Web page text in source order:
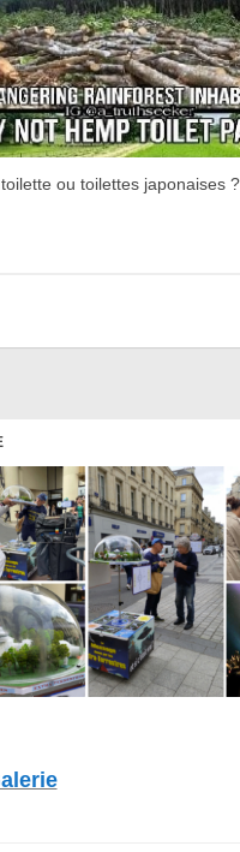
ou toilettes japonaises ?